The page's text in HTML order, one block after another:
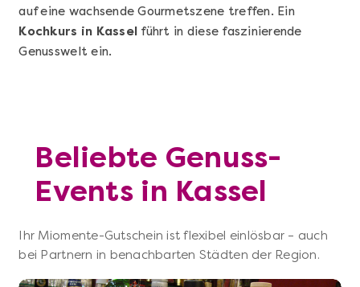
auf eine wachsende Gourmetszene treffen. Ein
Kochkurs in Kassel führt in diese faszinierende
Genusswelt ein.
Beliebte Genuss-
Events in Kassel
Ihr Miomente-Gutschein ist flexibel einlösbar – auch
bei Partnern in benachbarten Städten der Region.